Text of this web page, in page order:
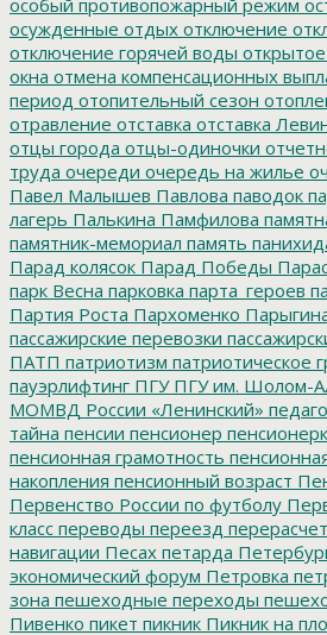
осужденные отдых отключение
отключение горячей воды
окна отмена компенсационных
период отопительный сезон
отравление отставка отставка
отцы города отцы-одиночки
труда очереди очередь на жилье
Павел Малышев Павлова паводок
лагерь Палькина Памфилова
памятник-мемориал память
Парад колясок Парад Победы
парк Весна парковка парта_героев
Партия Роста Пархоменко
пассажирские перевозки
ПАТП патриотизм патриотическое
пауэрлифтинг ПГУПГУ им. Шолом-
МОМВД России «Ленинский»
тайна пенсии пенсионер
пенсионная грамотность
накопления пенсионный возраст
Первенство России по футболу
класс переводы переезд перерасчет
навигации Песах петарда
экономический форум Петровка
зона пешеходные переходы
Пивенко пикет пикник Пикник на